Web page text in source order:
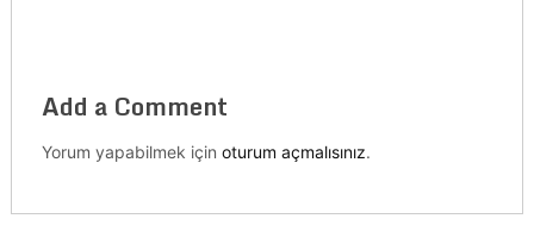
Add a Comment
Yorum yapabilmek için oturum açmalısınız.